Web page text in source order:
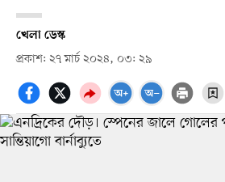
খেলা ডেস্ক
প্রকাশ: ২৭ মার্চ ২০২৪, ০৩: ২৯